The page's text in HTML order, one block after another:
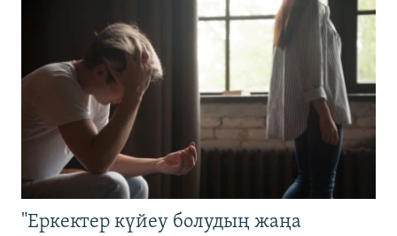
"Еркектер күйеу болудың жаңа